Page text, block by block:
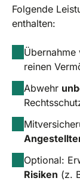
Folgende
enthalten:
Übernahme
reinen
Abwehr
Optional:
Risiken (z.